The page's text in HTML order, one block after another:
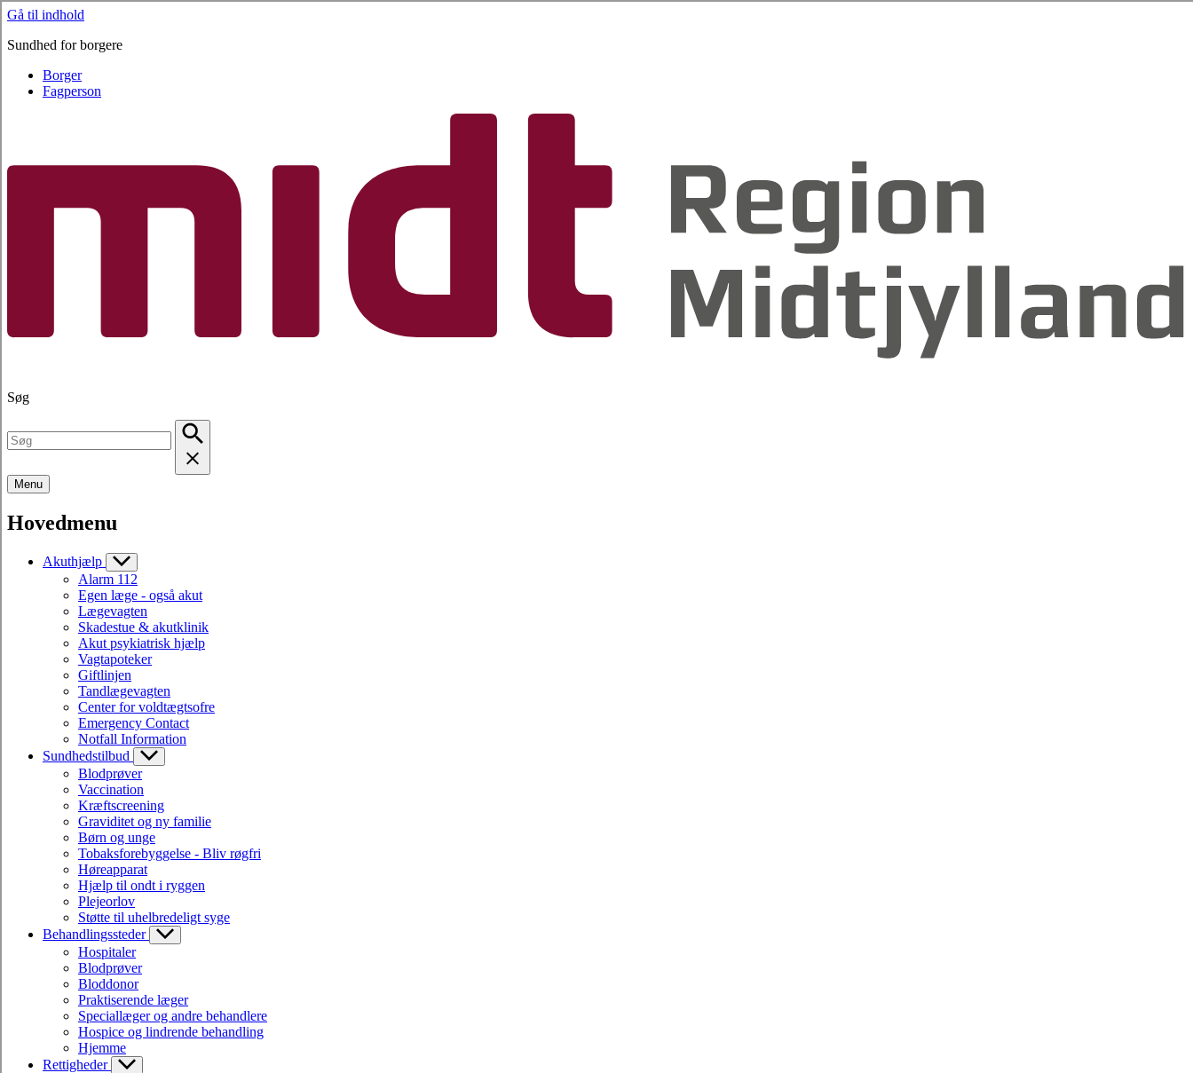
Gå til indhold
Sundhed for borgere
Borger
Fagperson
Søg
Menu
Hovedmenu
Akuthjælp
Alarm 112
Egen læge - også akut
Lægevagten
Skadestue & akutklinik
Akut psykiatrisk hjælp
Vagtapoteker
Giftlinjen
Tandlægevagten
Center for voldtægtsofre
Emergency Contact
Notfall Information
Sundhedstilbud
Blodprøver
Vaccination
Kræftscreening
Graviditet og ny familie
Børn og unge
Tobaksforebyggelse - Bliv røgfri
Høreapparat
Hjælp til ondt i ryggen
Plejeorlov
Støtte til uhelbredeligt syge
Behandlingssteder
Hospitaler
Blodprøver
Bloddonor
Praktiserende læger
Speciallæger og andre behandlere
Hospice og lindrende behandling
Hjemme
Rettigheder